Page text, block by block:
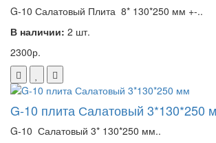
G-10 Салатовый Плита 8* 130*250 мм +-..
В наличии: 2 шт.
2300р.
G-10 плита Салатовый 3*130*250
G-10 Салатовый 3* 130*250 мм..